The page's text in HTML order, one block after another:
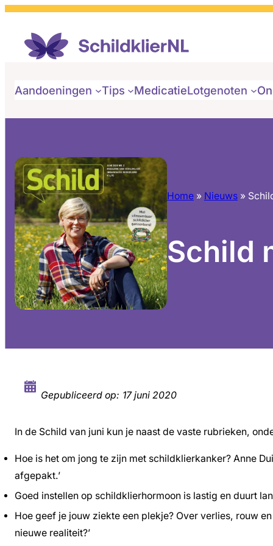
Aandoeningen Tips MedicatieLotgenoten
Home » Nieuws »
Schild
Gepubliceerd op: 17 juni 2020
In de Schild van juni kun je naast de vaste rubrieken,
Hoe is het om jong te zijn met schildklierkanker? Anne
afgepakt.’
Goed instellen op schildklierhormoon is lastig en duurt
Hoe geef je jouw ziekte een plekje? Over verlies, rouw
nieuwe realiteit?’